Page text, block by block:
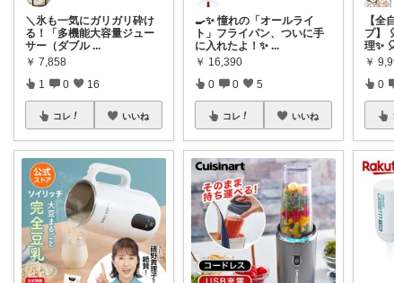
​＼氷も一気にガリガリ砕け
る！「多機能大容量ジュー
サー（ダブル ...
￥ 7,858
1 0 16
コレ いいね
🍳✨ 憧れの「オールライ
ト」フライパン、ついに手
に入れたよ！✨ ...
￥ 16,390
0 0 5
コレ いいね
【全
プ】
理✨
￥
0